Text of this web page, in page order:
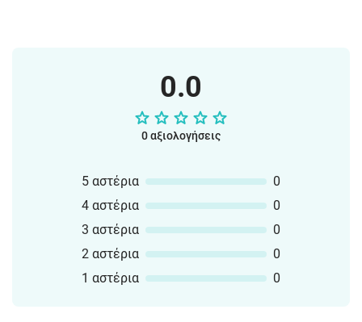
0.0
0 αξιολογήσεις
5 αστέρια
0
4 αστέρια
0
3 αστέρια
0
2 αστέρια
0
1 αστέρια
0